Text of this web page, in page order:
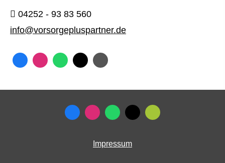
04252 - 93 83 560
info@vorsorgepluspartner.de
Impressum